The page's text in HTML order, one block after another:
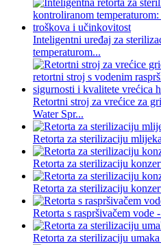
Inteligentni uređaj za
temperaturom...
Retortni stroj za vrećice za
Water Spr...
Retorta za sterilizaciju
Retorta za sterilizaciju
Retorta za sterilizaciju
Retorta s raspršivačem vode
Retorta za sterilizaciju